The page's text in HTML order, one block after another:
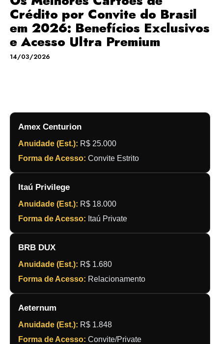
Crédito por Convite do Brasil
em 2026: Benefícios Exclusivos
e Acesso Ultra Premium
14/03/2026
Amex Centurion
Anuidade (Est.): R$ 25.000
Forma de Acesso: Convite Estrito
Itaú Privilege
Anuidade (Est.): R$ 18.000
Forma de Acesso: Itaú Private
BRB DUX
Anuidade (Est.): R$ 1.680
Forma de Acesso: Relacionamento
Aeternum
Anuidade (Est.): R$ 1.848
Forma de Acesso: Convite/Private